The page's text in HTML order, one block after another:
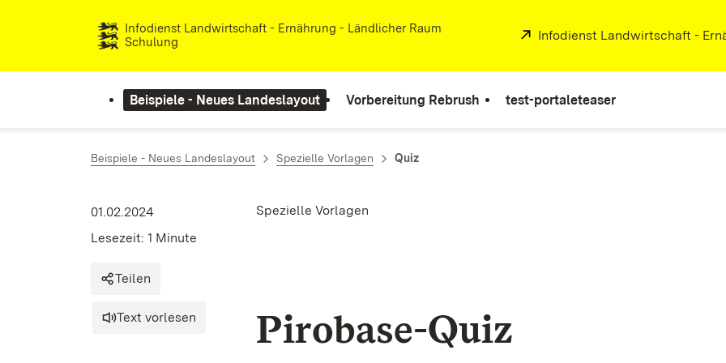
Zum Inhalt springenInfodienst Landwirtschaft - Ernährung - Ländlicher Raum
Schulung
Extern:
Infodienst Landwirtschaft -
Beispiele - Neues Landeslayout Vorbereitung Rebrush test-portaleteaser
Beispiele - Neues Landeslayout Spezielle Vorlagen Quiz
Spezielle Vorlagen
01.02.2024
Lesezeit: 1 Minute
Teilen
Text vorlesen Pirobase-Quiz